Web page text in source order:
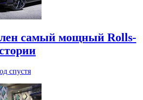
самый мощный Rolls-
спустя